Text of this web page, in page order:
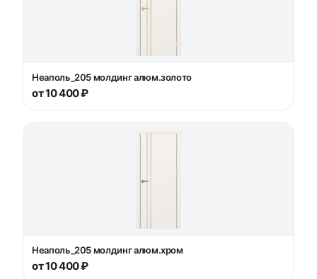
Неаполь_205 молдинг алюм.золото
от 10 400 ₽
Неаполь_205 молдинг алюм.хром
от 10 400 ₽